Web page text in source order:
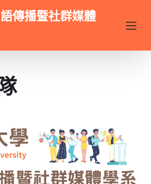
傳播暨社群媒體